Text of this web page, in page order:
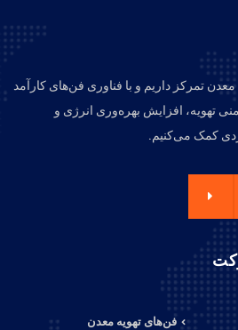
تمرکز داریم و با فناوری فن‌های کارآمد
تهویه، افزایش بهره‌وری انرژی و
کمک می‌کنیم.
فن‌های تهویه معدن